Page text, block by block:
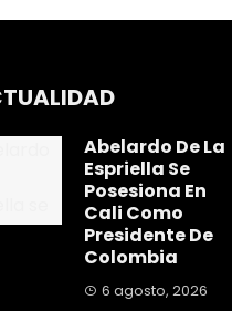
Abelardo De La
Espriella Se
Posesiona En
Cali Como
Presidente De
Colombia
6 agosto, 2026